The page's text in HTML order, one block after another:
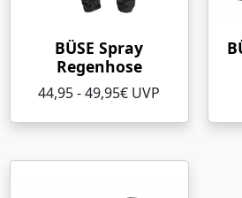
BÜSE Spray
Regenhose
44,95 - 49,95€ UVP